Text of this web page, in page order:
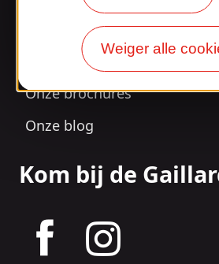
Weiger alle
Onze openingstijden
Toegang en transport
Onze brochures
Onze blog
Kom bij de